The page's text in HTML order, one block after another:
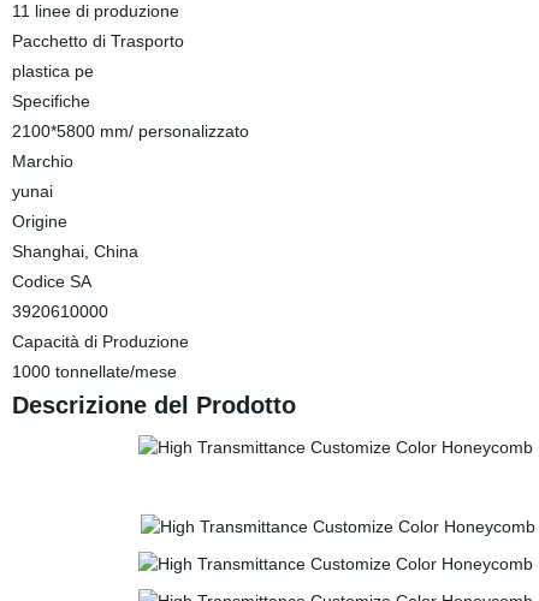
11 linee di produzione
Pacchetto di Trasporto
plastica pe
Specifiche
2100*5800 mm/ personalizzato
Marchio
yunai
Origine
Shanghai, China
Codice SA
3920610000
Capacità di Produzione
1000 tonnellate/mese
Descrizione del Prodotto